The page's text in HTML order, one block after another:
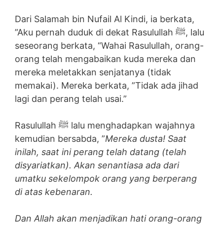
Dari Salamah bin Nufail Al Kindi, ia berkata,
”Aku pernah duduk di dekat Rasulullah ﷺ, lalu
seseorang berkata, “Wahai Rasulullah, orang-
orang telah mengabaikan kuda mereka dan
mereka meletakkan senjatanya (tidak
memakai). Mereka berkata, ”Tidak ada jihad
lagi dan perang telah usai.”
Rasulullah ﷺ lalu menghadapkan wajahnya
kemudian bersabda, ”Mereka dusta! Saat
inilah, saat ini perang telah datang (telah
disyariatkan). Akan senantiasa ada dari
umatku sekelompok orang yang berperang
di atas kebenaran.
Dan Allah akan menjadikan hati orang-orang